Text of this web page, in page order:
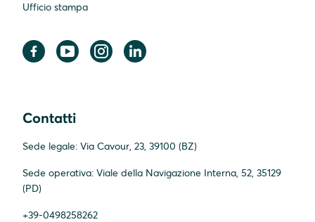
Ufficio stampa
Contatti
Sede legale: Via Cavour, 23, 39100 (BZ)
Sede operativa: Viale della Navigazione Interna, 52, 35129
(PD)
+39-0498258262